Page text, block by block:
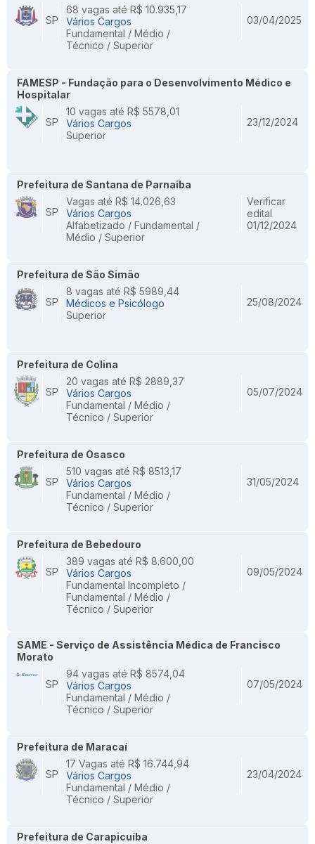
SP
68 vagas até R$ 10.935,17
Vários Cargos
Fundamental / Médio /
Técnico / Superior
03/04/2025
FAMESP - Fundação para o Desenvolvimento Médico e
Hospitalar
SP
10 vagas até R$ 5578,01
Vários Cargos
Superior
23/12/2024
Prefeitura de Santana de Parnaíba
SP
Vagas até R$ 14.026,63
Vários Cargos
Alfabetizado / Fundamental /
Médio / Superior
Verificar
edital
01/12/2024
Prefeitura de São Simão
SP
8 vagas até R$ 5989,44
Médicos e Psicólogo
Superior
25/08/2024
Prefeitura de Colina
SP
20 vagas até R$ 2889,37
Vários Cargos
Fundamental / Médio /
Técnico / Superior
05/07/2024
Prefeitura de Osasco
SP
510 vagas até R$ 8513,17
Vários Cargos
Fundamental / Médio /
Técnico / Superior
31/05/2024
Prefeitura de Bebedouro
SP
389 vagas até R$ 8.600,00
Vários Cargos
Fundamental Incompleto /
Fundamental / Médio /
Técnico / Superior
09/05/2024
SAME - Serviço de Assistência Médica de Francisco
Morato
SP
94 vagas até R$ 8574,04
Vários Cargos
Fundamental / Médio /
Técnico / Superior
07/05/2024
Prefeitura de Maracaí
SP
17 Vagas até R$ 16.744,94
Vários Cargos
Fundamental / Médio /
Técnico / Superior
23/04/2024
Prefeitura de Carapicuíba